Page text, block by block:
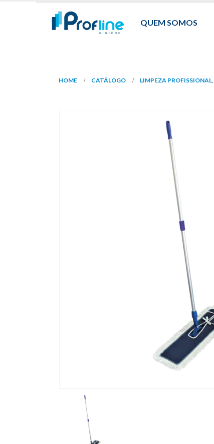
QUEM SOMOS
HOME CATÁLOGO LIMPEZA PROFISSIONAL,